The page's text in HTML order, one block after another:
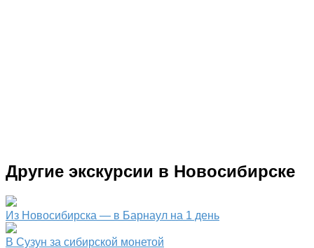
Другие экскурсии в Новосибирске
Из Новосибирска — в Барнаул на 1 день
В Сузун за сибирской монетой